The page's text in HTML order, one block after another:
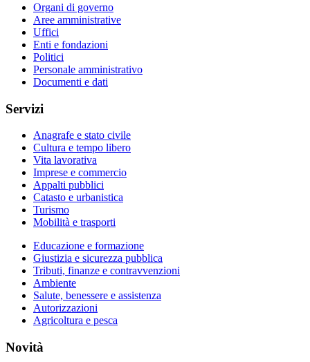
Organi di governo
Aree amministrative
Uffici
Enti e fondazioni
Politici
Personale amministrativo
Documenti e dati
Servizi
Anagrafe e stato civile
Cultura e tempo libero
Vita lavorativa
Imprese e commercio
Appalti pubblici
Catasto e urbanistica
Turismo
Mobilità e trasporti
Educazione e formazione
Giustizia e sicurezza pubblica
Tributi, finanze e contravvenzioni
Ambiente
Salute, benessere e assistenza
Autorizzazioni
Agricoltura e pesca
Novità